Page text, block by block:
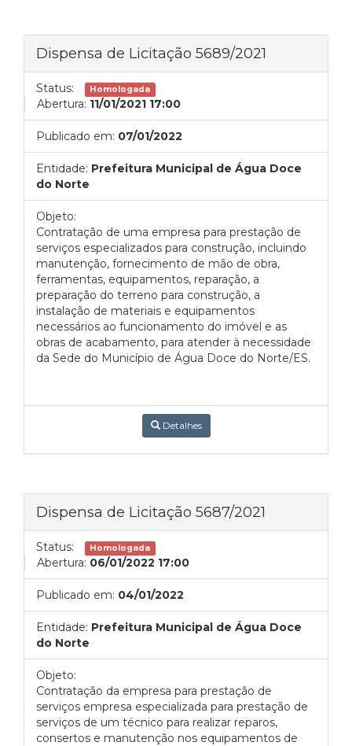
Dispensa de Licitação 5689/2021
Status: Homologada
Abertura: 11/01/2021 17:00
Publicado em: 07/01/2022
Entidade: Prefeitura Municipal de Água Doce
do Norte
Objeto:
Contratação de uma empresa para prestação de
serviços especializados para construção, incluindo
manutenção, fornecimento de mão de obra,
ferramentas, equipamentos, reparação, a
preparação do terreno para construção, a
instalação de materiais e equipamentos
necessários ao funcionamento do imóvel e as
obras de acabamento, para atender à necessidade
da Sede do Município de Água Doce do Norte/ES.
Detalhes
Dispensa de Licitação 5687/2021
Status: Homologada
Abertura: 06/01/2022 17:00
Publicado em: 04/01/2022
Entidade: Prefeitura Municipal de Água Doce
do Norte
Objeto:
Contratação da empresa para prestação de
serviços empresa especializada para prestação de
serviços de um técnico para realizar reparos,
consertos e manutenção nos equipamentos de